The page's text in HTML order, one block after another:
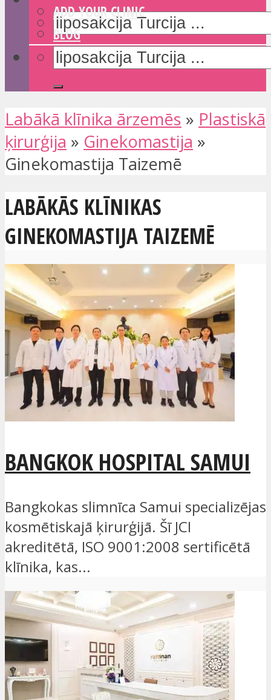
ADD YOUR CLINIC
BLOG
Labākā klīnika ārzemēs » Plastiskā
ķirurģija » Ginekomastija »
Ginekomastija Taizemē
LABĀKĀS KLĪNIKAS
GINEKOMASTIJA TAIZEMĒ
BANGKOK HOSPITAL SAMUI
Bangkokas slimnīca Samui specializējas
kosmētiskajā ķirurģijā. Šī JCI
akreditētā, ISO 9001:2008 sertificētā
klīnika, kas...